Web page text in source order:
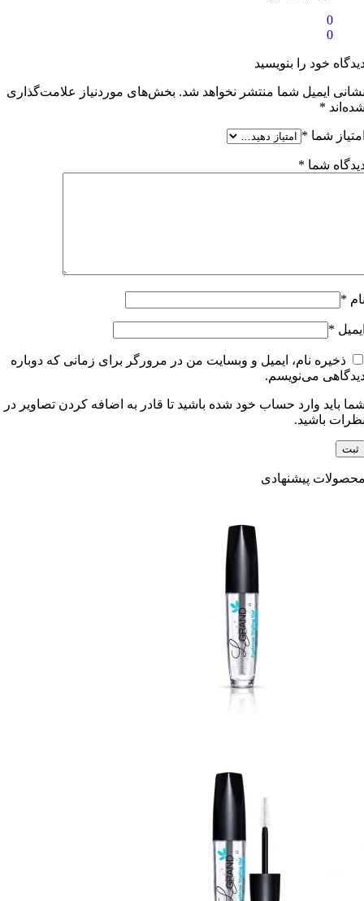
0
0
خود را بنویسید
ایمیل شما منتشر نخواهد شد. بخش‌های موردنیاز علامت‌گذاری
*
شما *
شما *
*
*
ذخیره نام، ایمیل و وبسایت من در مرورگر برای زمانی که دوباره
می‌نویسم.
باید وارد حساب خود شده باشید تا قادر به اضافه کردن تصاویر در
باشید.
پیشنهادی